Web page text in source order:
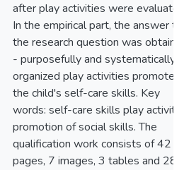
after play activities were
In the empirical part, the answer to
the research question was
- purposefully and systematically
organized play activities promote
the child's self-care skills. Key
words: self-care skills play activity,
promotion of social skills. The
qualification work consists of 42
pages, 7 images, 3 tables and 28